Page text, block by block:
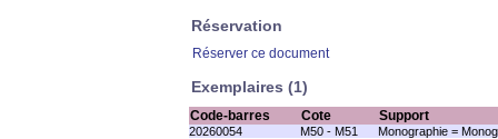
Réservation
Réserver ce document
Exemplaires (1)
Code-barres Cote Support
20260054 M50 - M51 Monographie =